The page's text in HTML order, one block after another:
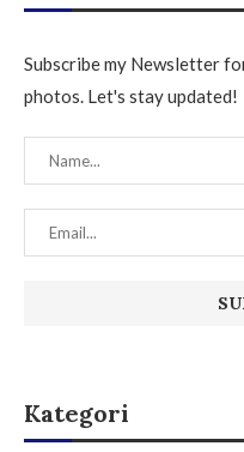
Subscribe my Newsletter
photos. Let's stay updated!
Kategori